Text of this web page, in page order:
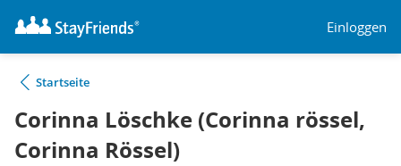
Einloggen
Startseite
Corinna Löschke (Corinna rössel,
Corinna Rössel)